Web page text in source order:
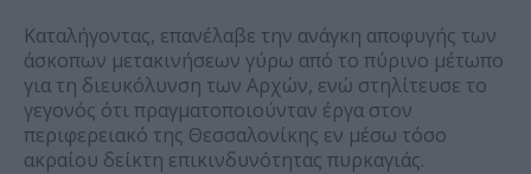
Καταλήγοντας, επανέλαβε την ανάγκη αποφυγής των
άσκοπων μετακινήσεων γύρω από το πύρινο μέτωπο
για τη διευκόλυνση των Αρχών, ενώ στηλίτευσε το
γεγονός ότι πραγματοποιούνταν έργα στον
περιφερειακό της Θεσσαλονίκης εν μέσω τόσο
ακραίου δείκτη επικινδυνότητας πυρκαγιάς.